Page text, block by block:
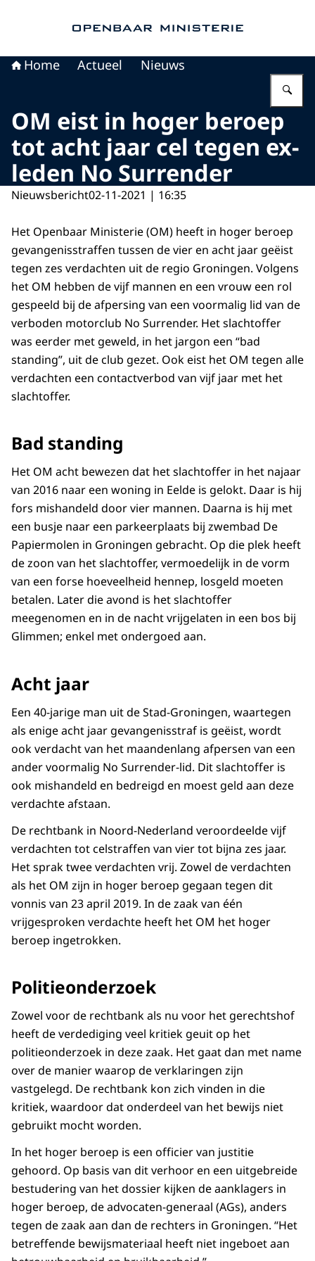
Home Actueel Nieuws
OM eist in hoger beroep
tot acht jaar cel tegen ex-
leden No Surrender
Nieuwsbericht02-11-2021 | 16:35
Het Openbaar Ministerie (OM) heeft in hoger beroep
gevangenisstraffen tussen de vier en acht jaar geëist
tegen zes verdachten uit de regio Groningen. Volgens
het OM hebben de vijf mannen en een vrouw een rol
gespeeld bij de afpersing van een voormalig lid van de
verboden motorclub No Surrender. Het slachtoffer
was eerder met geweld, in het jargon een “bad
standing”, uit de club gezet. Ook eist het OM tegen alle
verdachten een contactverbod van vijf jaar met het
slachtoffer.
Bad standing
Het OM acht bewezen dat het slachtoffer in het najaar
van 2016 naar een woning in Eelde is gelokt. Daar is hij
fors mishandeld door vier mannen. Daarna is hij met
een busje naar een parkeerplaats bij zwembad De
Papiermolen in Groningen gebracht. Op die plek heeft
de zoon van het slachtoffer, vermoedelijk in de vorm
van een forse hoeveelheid hennep, losgeld moeten
betalen. Later die avond is het slachtoffer
meegenomen en in de nacht vrijgelaten in een bos bij
Glimmen; enkel met ondergoed aan.
Acht jaar
Een 40-jarige man uit de Stad-Groningen, waartegen
als enige acht jaar gevangenisstraf is geëist, wordt
ook verdacht van het maandenlang afpersen van een
ander voormalig No Surrender-lid. Dit slachtoffer is
ook mishandeld en bedreigd en moest geld aan deze
verdachte afstaan.
De rechtbank in Noord-Nederland veroordeelde vijf
verdachten tot celstraffen van vier tot bijna zes jaar.
Het sprak twee verdachten vrij. Zowel de verdachten
als het OM zijn in hoger beroep gegaan tegen dit
vonnis van 23 april 2019. In de zaak van één
vrijgesproken verdachte heeft het OM het hoger
beroep ingetrokken.
Politieonderzoek
Zowel voor de rechtbank als nu voor het gerechtshof
heeft de verdediging veel kritiek geuit op het
politieonderzoek in deze zaak. Het gaat dan met name
over de manier waarop de verklaringen zijn
vastgelegd. De rechtbank kon zich vinden in die
kritiek, waardoor dat onderdeel van het bewijs niet
gebruikt mocht worden.
In het hoger beroep is een officier van justitie
gehoord. Op basis van dit verhoor en een uitgebreide
bestudering van het dossier kijken de aanklagers in
hoger beroep, de advocaten-generaal (AGs), anders
tegen de zaak aan dan de rechters in Groningen. “Het
betreffende bewijsmateriaal heeft niet ingeboet aan